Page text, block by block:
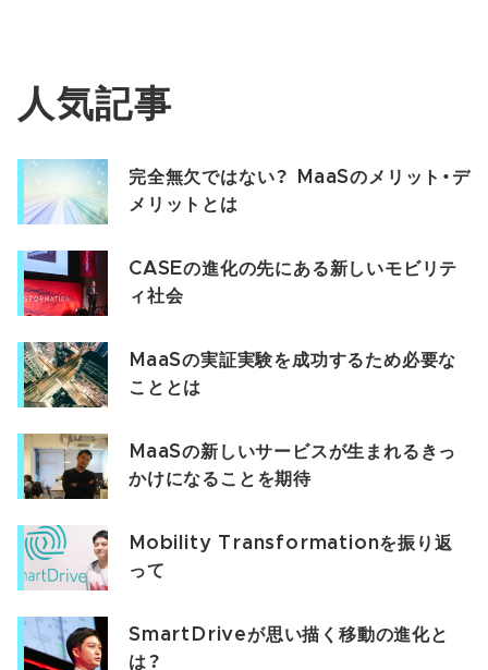
人気記事
完全無欠ではない？ MaaSのメリット・デ
メリットとは
CASEの進化の先にある新しいモビリテ
ィ社会
MaaSの実証実験を成功するため必要な
こととは
MaaSの新しいサービスが生まれるきっ
かけになることを期待
Mobility Transformationを振り返
って
SmartDriveが思い描く移動の進化と
は？